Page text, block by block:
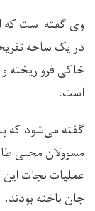
وی گفته است که
در یک ساحه
خاکی فرو ریخته
است.
گفته می‌شود که
مسوولان محلی
عملیات نجات این
جان باخته بودند.